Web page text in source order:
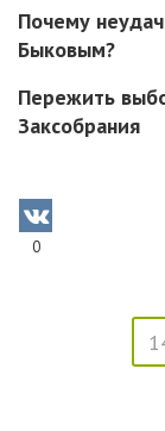
Почему
Быковым?
Пережить
Заксобрания
0